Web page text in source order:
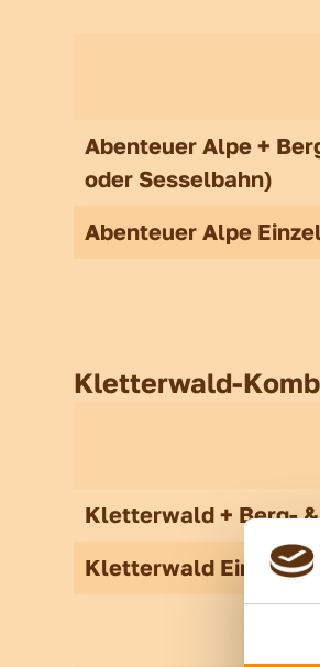
Abenteuer Alpe +
oder Sesselbahn)
Abenteuer Alpe
Kletterwald-
Kletterwald + Berg-
Kletterwald